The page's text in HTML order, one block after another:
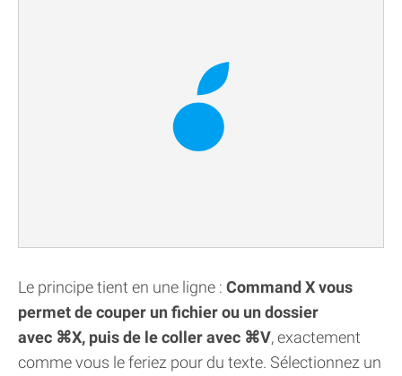
Le principe tient en une ligne : Command X vous
permet de couper un fichier ou un dossier
avec ⌘X, puis de le coller avec ⌘V, exactement
comme vous le feriez pour du texte. Sélectionnez un